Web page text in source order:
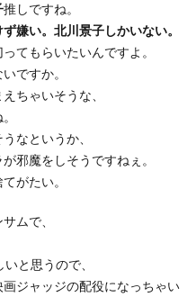
推しですね。
嫌い。北川景子しかいない。
てもらいたいんですよ。
ですか。
ちゃいそうな、
なというか、
邪魔をしそうですねぇ。
がたい。
ムで、
と思うので、
ジャッジの配役になっちゃい